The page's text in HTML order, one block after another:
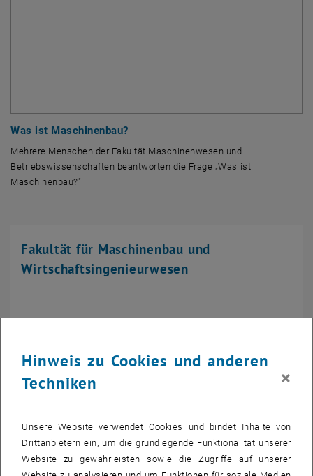
Was ist Maschinenbau?
Mehrere Menschen der Fakultät Maschinenwesen und
Betriebswissenschaften beantworten die Frage „Was ist
Maschinenbau?"
Fakultät für Maschinenbau und
Wirtschaftsingenieurwesen
Getreidemarkt 9, BA Hochhaus, 3. Stock
A-1060 Wien
Hinweis zu Cookies und anderen
Techniken
×
Unsere Website verwendet Cookies und bindet Inhalte von
Drittanbietern ein, um die grundlegende Funktionalität unserer
Website zu gewährleisten sowie die Zugriffe auf unserer